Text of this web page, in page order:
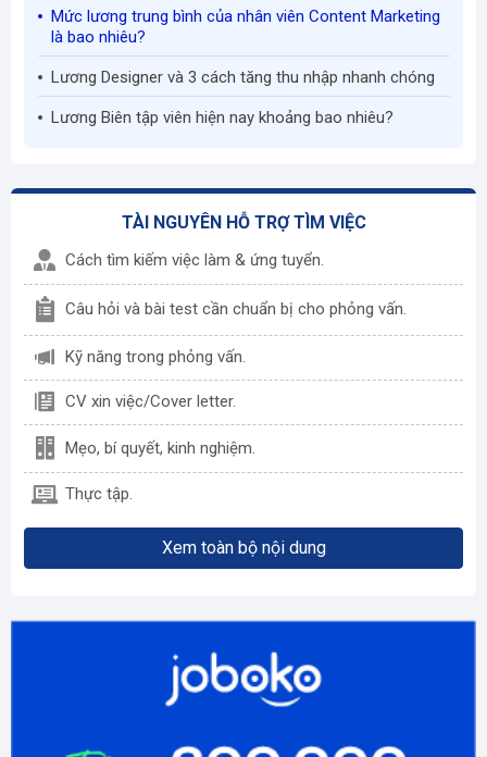
Mức lương trung bình của nhân viên Content Marketing
là bao nhiêu?
Lương Designer và 3 cách tăng thu nhập nhanh chóng
Lương Biên tập viên hiện nay khoảng bao nhiêu?
TÀI NGUYÊN HỖ TRỢ TÌM VIỆC
Cách tìm kiếm việc làm & ứng tuyển.
Câu hỏi và bài test cần chuẩn bị cho phỏng vấn.
Kỹ năng trong phỏng vấn.
CV xin việc/Cover letter.
Mẹo, bí quyết, kinh nghiệm.
Thực tập.
Xem toàn bộ nội dung